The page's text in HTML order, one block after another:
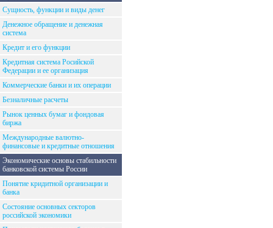
Сущность, функции и виды денег
Денежное обращение и денежная
система
Кредит и его функции
Кредитная система Росийской
Федерации и ее организация
Коммерческие банки и их операции
Безналичные расчеты
Рынок ценных бумаг и фондовая
биржа
Международные валютно-
финансовые и кредитные отношения
Экономические основы стабильности
банковской системы России
Понятие кридитной организации и
банка
Состояние основных секторов
российской экономики